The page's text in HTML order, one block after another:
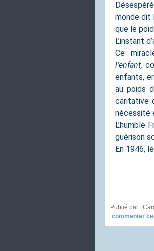
monde dit
que le
L’instant
Ce
l’enfant,
enfants,
au poids
caritative
nécessité
L’humble
guérison
En 1946,
Publié par :
commenter